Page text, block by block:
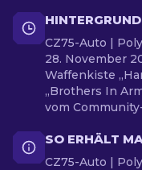
HINTERGRUND
CZ75-Auto |
28. November
Waffenkiste
„Brothers In
vom
SO ERHÄLT
CZ75-Auto |